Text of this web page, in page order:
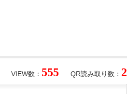
QR読み取り数： 2
VIEW数： 555